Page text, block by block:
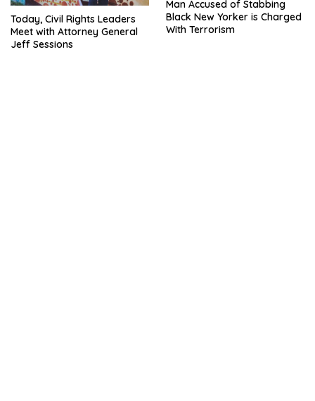
Today, Civil Rights Leaders
Meet with Attorney General
Jeff Sessions
Man Accused of Stabbing
Black New Yorker is Charged
With Terrorism